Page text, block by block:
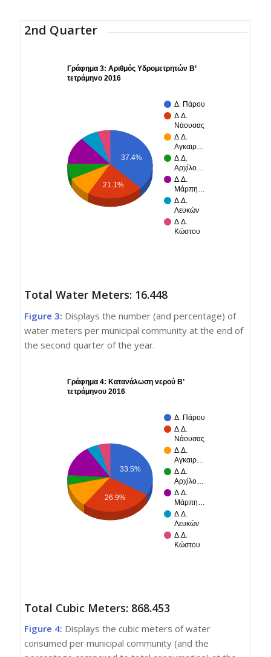
2nd Quarter
Γράφημα 3: Αριθμός Υδρομετρητών Β’
τετράμηνο 2016
Δ. Πάρου
Δ.Δ.
Νάουσας
Δ.Δ.
Αγκαιρ…
Δ.Δ.
Αρχίλο…
Δ.Δ.
Μάρπη…
Δ.Δ.
Λευκών
Δ.Δ.
Κώστου
37.4%
21.1%
Total Water Meters: 16.448
Figure 3: Displays the number (and percentage) of
water meters per municipal community at the end of
the second quarter of the year.
Γράφημα 4: Κατανάλωση νερού Β’
τετράμηνου 2016
Δ. Πάρου
Δ.Δ.
Νάουσας
Δ.Δ.
Αγκαιρ…
Δ.Δ.
Αρχίλο…
Δ.Δ.
Μάρπη…
Δ.Δ.
Λευκών
Δ.Δ.
Κώστου
33.5%
26.9%
Total Cubic Meters: 868.453
Figure 4: Displays the cubic meters of water
consumed per municipal community (and the